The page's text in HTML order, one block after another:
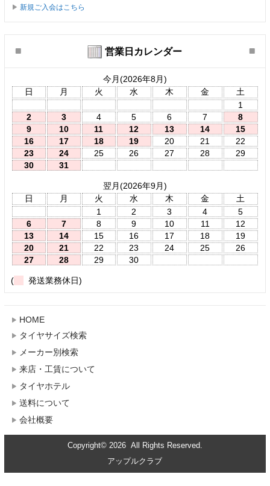
新規ご入会はこちら
営業日カレンダー
今月(2026年8月)
日
月 火 水 木 金
土
1
2
3 4 5 6 7
8
9
10 11 12 13 14
15
16
17 18 19 20 21
22
23
24 25 26 27 28
29
30
31
翌月(2026年9月)
日
月 火 水 木 金
土
1
2 3 4
5
6
7 8 9 10 11
12
13
14 15 16 17 18
19
20
21 22 23 24 25
26
27
28 29 30
( 発送業務休日)
HOME
タイヤサイズ検索
メーカー別検索
来店・工賃について
タイヤホテル
送料について
会社概要
Copyright© 2026 All Rights Reserved.
アップルクラブ